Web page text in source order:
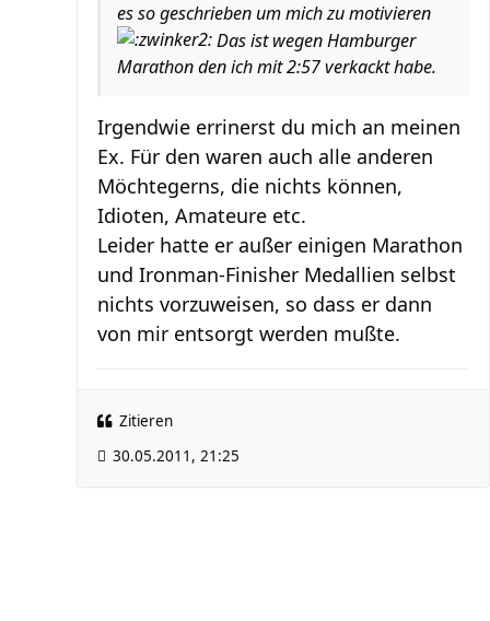
es so geschrieben um mich zu motivieren
Das ist wegen Hamburger
Marathon den ich mit 2:57 verkackt habe.
Irgendwie errinerst du mich an meinen
Ex. Für den waren auch alle anderen
Möchtegerns, die nichts können,
Idioten, Amateure etc.
Leider hatte er außer einigen Marathon
und Ironman-Finisher Medallien selbst
nichts vorzuweisen, so dass er dann
von mir entsorgt werden mußte.
Zitieren
30.05.2011, 21:25